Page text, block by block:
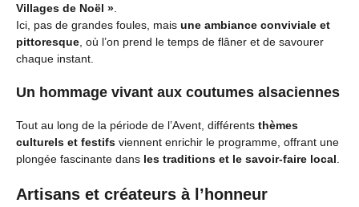
Villages de Noël »
Ici, pas de grandes foules, mais une ambiance conviviale et
pittoresque , où l’on prend le temps de flâner et de savourer
chaque instant.
Un hommage vivant aux coutumes alsaciennes
Tout au long de la période de l’Avent, différents thèmes
culturels et festifs viennent enrichir le programme, offrant une
plongée fascinante dans les traditions et le savoir-faire local
Artisans et créateurs à l’honneur